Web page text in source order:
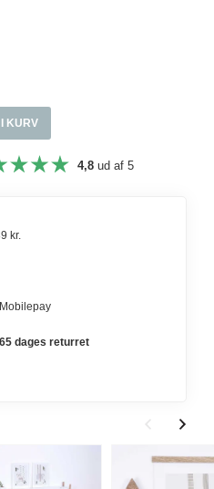
KURV
4,8 ud af 5
kr.
dages returret